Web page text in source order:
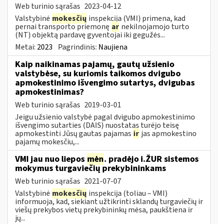
Web turinio sąrašas 2023-04-12
Valstybinė mokesčių inspekcija (VMI) primena, kad
pernai transporto priemonę ar nekilnojamojo turto
(NT) objektą pardavę gyventojai iki gegužės...
Metai: 2023 Pagrindinis: Naujiena
Kaip naikinamas pajamų, gautų užsienio
valstybėse, su kuriomis taikomos dvigubo
apmokestinimo išvengimo sutartys, dvigubas
apmokestinimas?
Web turinio sąrašas 2019-03-01
Jeigu užsienio valstybė pagal dvigubo apmokestinimo
išvengimo sutarties (DAIS) nuostatas turėjo teisę
apmokestinti Jūsų gautas pajamas ir jas apmokestino
pajamų mokesčiu,...
VMI jau nuo liepos mėn. pradėjo i.ŽUR sistemos
mokymus turgaviečių prekybininkams
Web turinio sąrašas 2021-07-07
Valstybinė mokesčių inspekcija (toliau – VMI)
informuoja, kad, siekiant užtikrinti sklandų turgaviečių ir
viešų prekybos vietų prekybininkų mėsa, paukštiena ir
jų...